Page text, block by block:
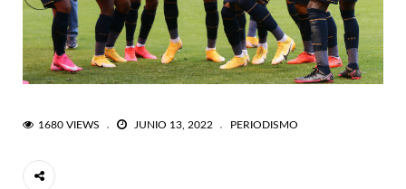
1680 VIEWS JUNIO 13, 2022 PERIODISMO